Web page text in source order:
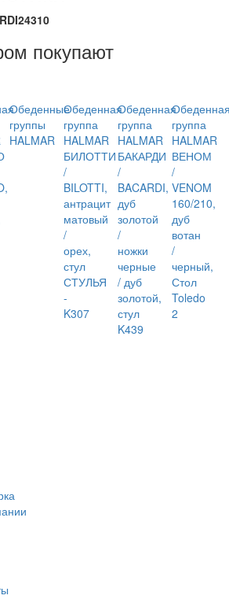
покупают
Обеденные
группы
HALMAR
Обеденная
группа
HALMAR
БИЛОТТИ
/
BILOTTI,
антрацит
матовый
/
орех,
стул
СТУЛЬЯ
-
K307
Обеденная
группа
HALMAR
БАКАРДИ
/
BACARDI,
дуб
золотой
/
ножки
черные
/ дуб
золотой,
стул
K439
группа
HALMAR
ВЕНОМ
/
VENOM
160/210,
дуб
вотан
/
черный,
Стол
Toledo
2